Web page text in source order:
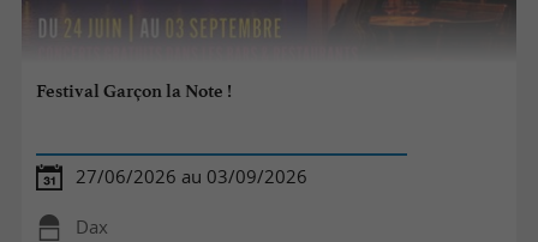
Festival Garçon la Note !
27/06/2026 au 03/09/2026
Dax